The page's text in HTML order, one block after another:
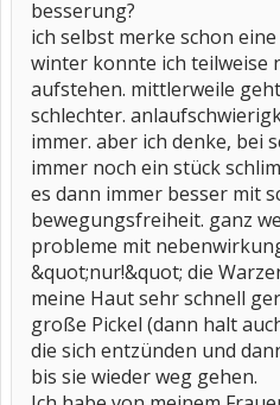
besserung?
ich selbst merke schon
winter konnte ich teilweise
aufstehen. mittlerweile
schlechter.
immer. aber ich denke, bei
immer noch ein stück
es dann immer besser mit
bewegungsfreiheit. ganz
probleme mit
&quot;nur!&quot; die
meine Haut sehr schnell
große Pickel (dann halt
die sich entzünden und
bis sie wieder weg gehen.